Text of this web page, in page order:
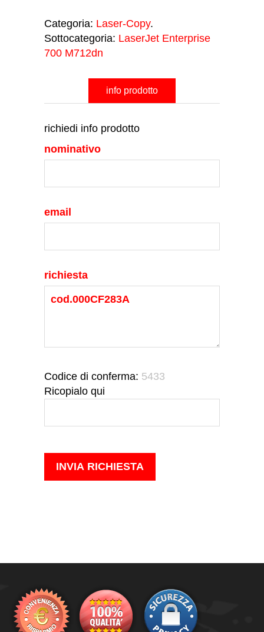
Categoria: Laser-Copy.
Sottocategoria: LaserJet Enterprise
700 M712dn
info prodotto
richiedi info prodotto
nominativo
email
richiesta
Codice di conferma: 5433
Ricopialo qui